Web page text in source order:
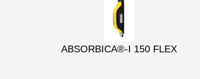
ABSORBICA®-I 150 FLEX